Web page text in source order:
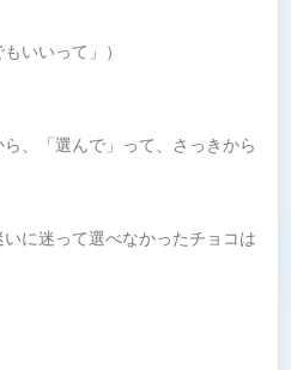
いいって」）
ら、「選んで」って、さっきから
に迷って選べなかったチョコは